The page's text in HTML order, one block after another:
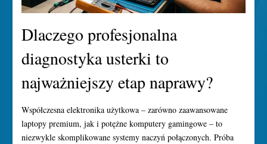
Dlaczego profesjonalna
diagnostyka usterki to
najważniejszy etap naprawy?
Współczesna elektronika użytkowa – zarówno zaawansowane
laptopy premium, jak i potężne komputery gamingowe – to
niezwykle skomplikowane systemy naczyń połączonych. Próba